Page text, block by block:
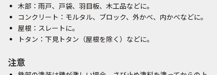
木部：雨戸、戸袋、羽目板、木工品などに。
コンクリート：モルタル、ブロック、外かべ、内かべなどに。
屋根：スレートに。
トタン：下見トタン（屋根を除く）などに。
注意